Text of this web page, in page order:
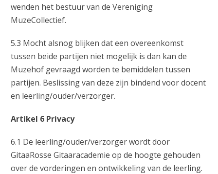
wenden het bestuur van de Vereniging
MuzeCollectief.
5.3 Mocht alsnog blijken dat een overeenkomst
tussen beide partijen niet mogelijk is dan kan de
Muzehof gevraagd worden te bemiddelen tussen
partijen. Beslissing van deze zijn bindend voor docent
en leerling/ouder/verzorger.
Artikel 6 Privacy
6.1 De leerling/ouder/verzorger wordt door
GitaaRosse Gitaaracademie op de hoogte gehouden
over de vorderingen en ontwikkeling van de leerling.